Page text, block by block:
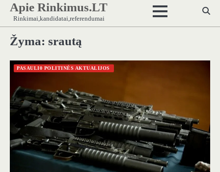
Skip
content
Apie Rinkimus.LT
Rinkimai,kandidatai,referendumai
Žyma: srautą
PASAULI0 POLITINĖS AKTUALIJOS